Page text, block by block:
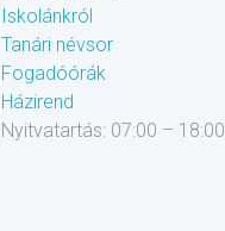
Iskolánkról
Tanári névsor
Fogadóórák
Házirend
Nyitvatartás: 07:00 – 18:00